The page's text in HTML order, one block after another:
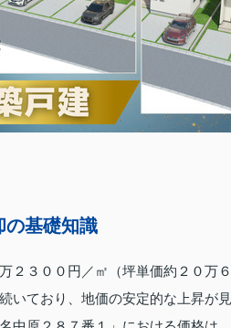
の基礎知識
２３００円／㎡（坪単価約２０万
ており、地価の安定的な上昇が見